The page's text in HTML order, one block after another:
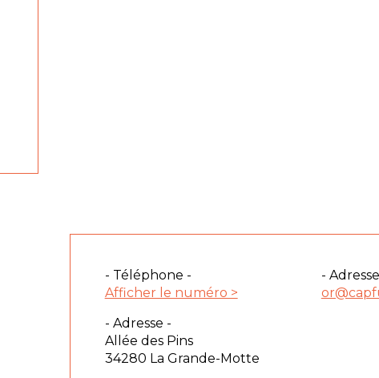
- Téléphone -
Afficher le numéro >
- Adresse -
Allée des Pins
34280 La Grande-Motte
-